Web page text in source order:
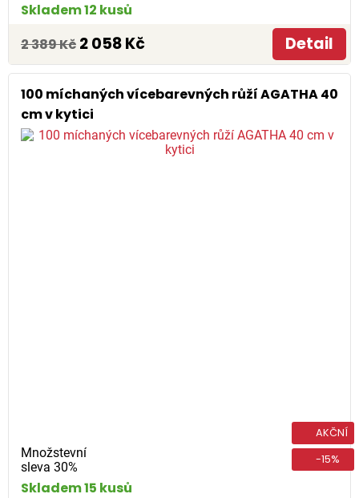
Skladem 12 kusů
2 389 Kč 2 058 Kč Detail
100 míchaných vícebarevných růží AGATHA 40
cm v kytici
Množstevní
sleva 30%
AKČNÍ
-15%
Skladem 15 kusů